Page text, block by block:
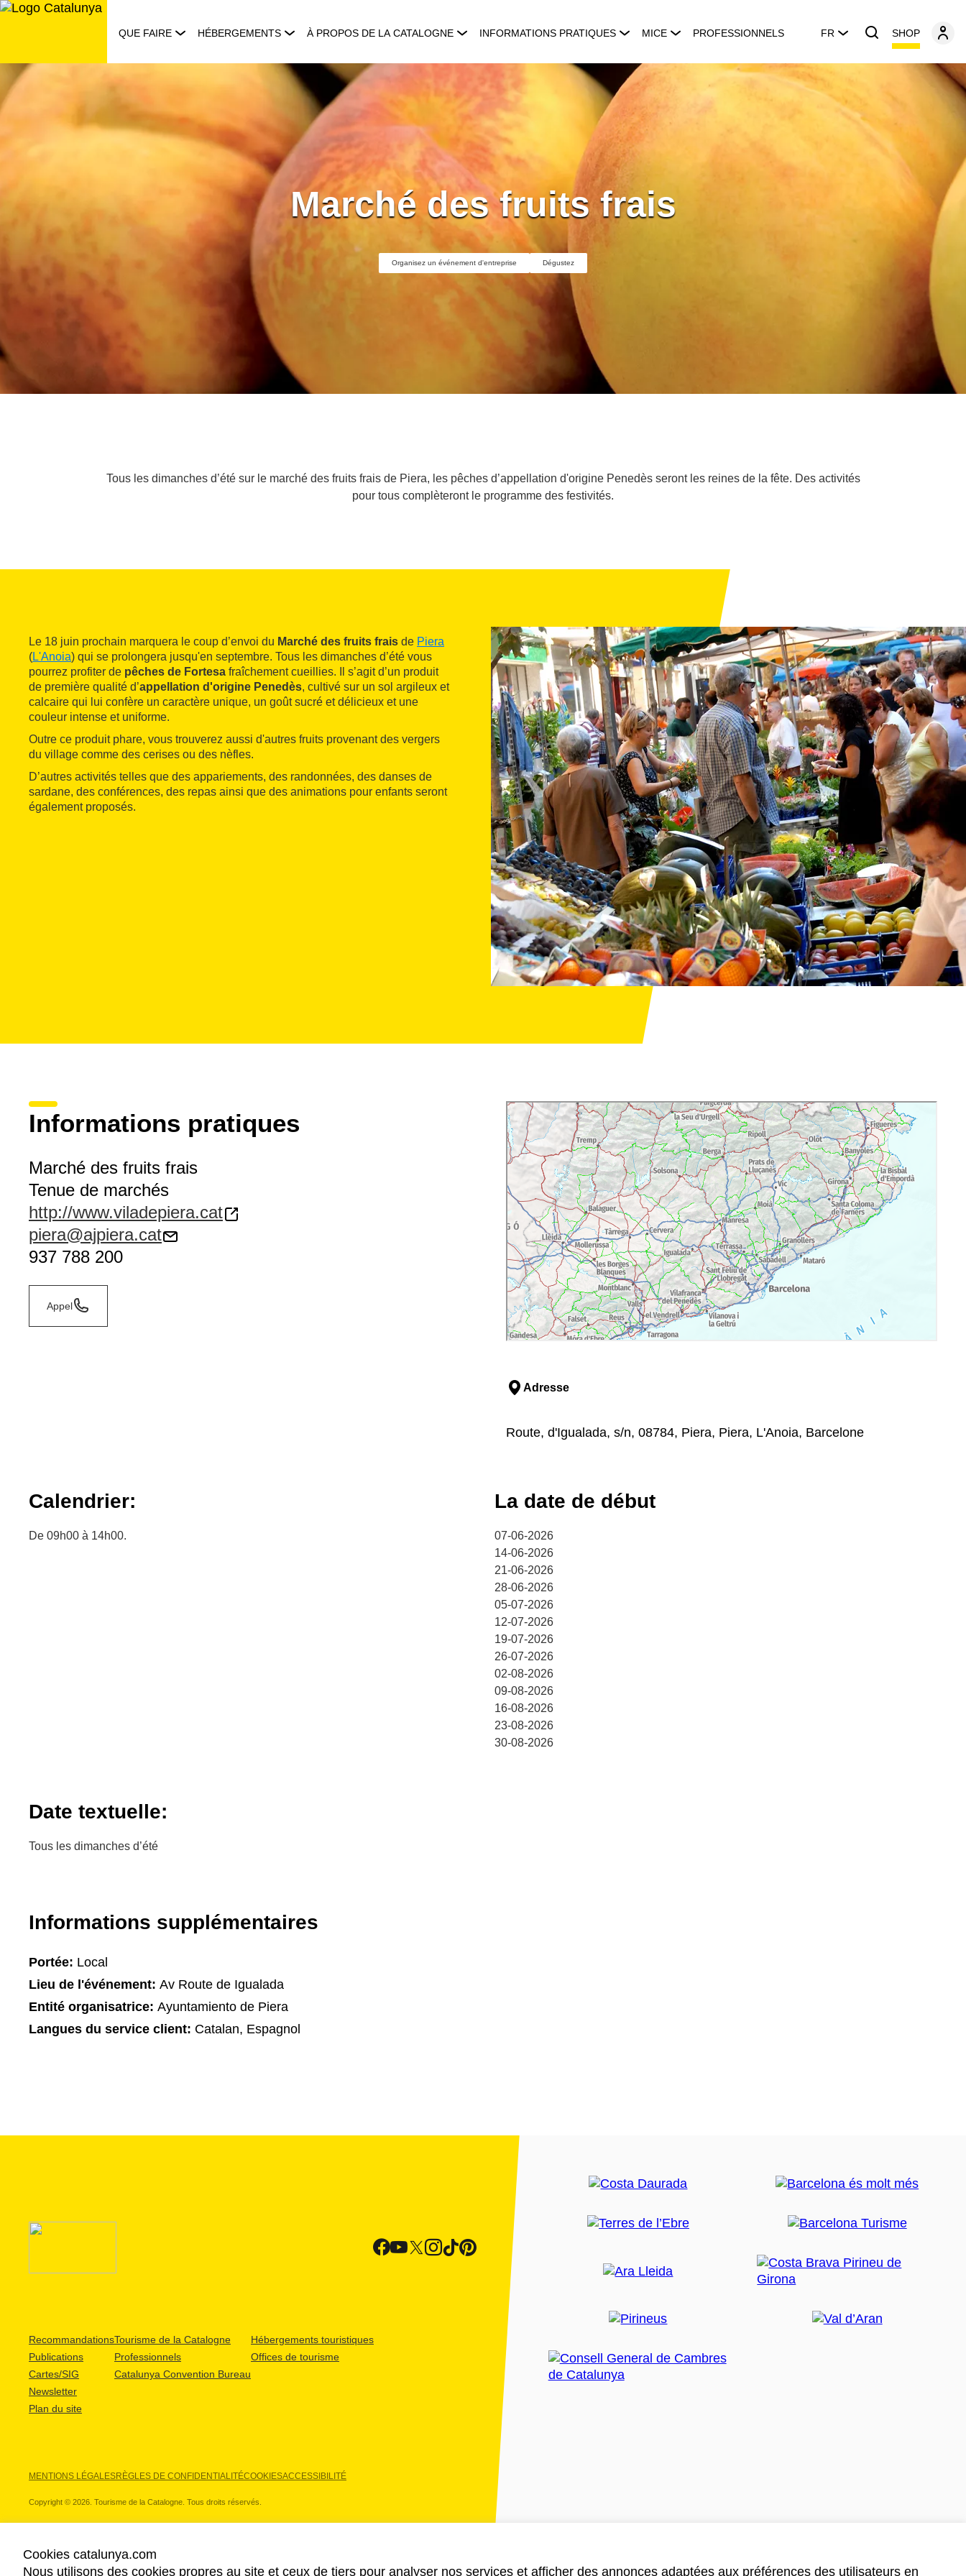
Aller
QUE FAIRE HÉBERGEMENTS À PROPOS DE LA CATALOGNE INFORMATIONS PRATIQUES MICE PROFESSIONNELS FR SHOP
Marché des fruits frais
Organisez un événement d'entreprise Dégustez
Tous les dimanches d’été sur le marché des fruits frais de Piera, les pêches d’appellation d'origine Penedès seront les reines de la fête. Des activités
pour tous complèteront le programme des festivités.
Le 18 juin prochain marquera le coup d’envoi du Marché des fruits frais de Piera
(L'Anoia) qui se prolongera jusqu'en septembre. Tous les dimanches d’été vous
pourrez profiter de pêches de Fortesa fraîchement cueillies. Il s’agit d’un produit
de première qualité d’appellation d'origine Penedès, cultivé sur un sol argileux et
calcaire qui lui confère un caractère unique, un goût sucré et délicieux et une
couleur intense et uniforme.
Outre ce produit phare, vous trouverez aussi d'autres fruits provenant des vergers
du village comme des cerises ou des nèfles.
D’autres activités telles que des appariements, des randonnées, des danses de
sardane, des conférences, des repas ainsi que des animations pour enfants seront
également proposés.
Informations pratiques
Marché des fruits frais
Tenue de marchés
http://www.viladepiera.cat
piera@ajpiera.cat
937 788 200
Appel
Adresse
Route, d'Igualada, s/n, 08784, Piera, Piera, L'Anoia, Barcelone
Calendrier:
De 09h00 à 14h00.
La date de début
07-06-2026
14-06-2026
21-06-2026
28-06-2026
05-07-2026
12-07-2026
19-07-2026
26-07-2026
02-08-2026
09-08-2026
16-08-2026
23-08-2026
30-08-2026
Date textuelle:
Tous les dimanches d’été
Informations supplémentaires
Portée: Local
Lieu de l'événement: Av Route de Igualada
Entité organisatrice: Ayuntamiento de Piera
Langues du service client: Catalan, Espagnol
Recommandations
Publications
Cartes/SIG
Newsletter
Plan du site
Tourisme de la Catalogne
Professionnels
Catalunya Convention Bureau
Hébergements touristiques
Offices de tourisme
MENTIONS LÉGALESRÈGLES DE CONFIDENTIALITÉCOOKIESACCESSIBILITÉ
Copyright © 2026. Tourisme de la Catalogne. Tous droits réservés.
Cookies catalunya.com
Nous utilisons des cookies propres au site et ceux de tiers pour analyser nos services et afficher des annonces adaptées aux préférences des utilisateurs en